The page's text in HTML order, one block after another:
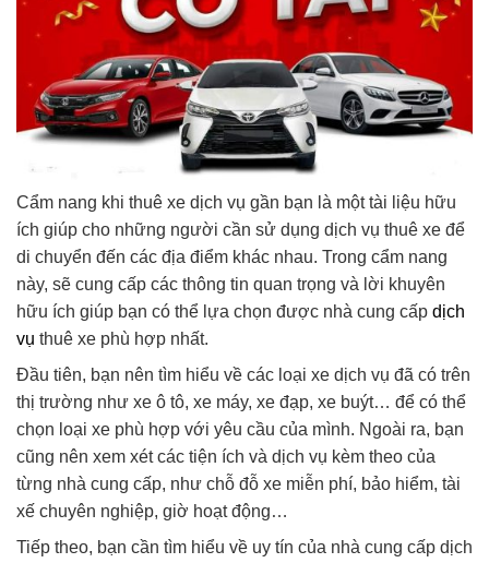
Cẩm nang khi thuê xe dịch vụ gần bạn là một tài liệu hữu
ích giúp cho những người cần sử dụng dịch vụ thuê xe để
di chuyển đến các địa điểm khác nhau. Trong cẩm nang
này, sẽ cung cấp các thông tin quan trọng và lời khuyên
hữu ích giúp bạn có thể lựa chọn được nhà cung cấp dịch
vụ thuê xe phù hợp nhất.
Đầu tiên, bạn nên tìm hiểu về các loại xe dịch vụ đã có trên
thị trường như xe ô tô, xe máy, xe đạp, xe buýt… để có thể
chọn loại xe phù hợp với yêu cầu của mình. Ngoài ra, bạn
cũng nên xem xét các tiện ích và dịch vụ kèm theo của
từng nhà cung cấp, như chỗ đỗ xe miễn phí, bảo hiểm, tài
xế chuyên nghiệp, giờ hoạt động…
Tiếp theo, bạn cần tìm hiểu về uy tín của nhà cung cấp dịch